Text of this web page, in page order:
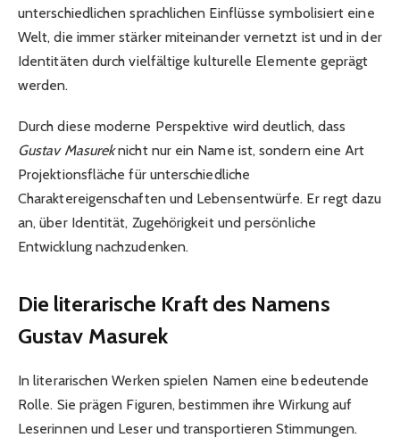
unterschiedlichen sprachlichen Einflüsse symbolisiert eine
Welt, die immer stärker miteinander vernetzt ist und in der
Identitäten durch vielfältige kulturelle Elemente geprägt
werden.
Durch diese moderne Perspektive wird deutlich, dass
Gustav Masureknicht nur ein Name ist, sondern eine Art
Projektionsfläche für unterschiedliche
Charaktereigenschaften und Lebensentwürfe. Er regt dazu
an, über Identität, Zugehörigkeit und persönliche
Entwicklung nachzudenken.
Die literarische Kraft des Namens
Gustav Masurek
In literarischen Werken spielen Namen eine bedeutende
Rolle. Sie prägen Figuren, bestimmen ihre Wirkung auf
Leserinnen und Leser und transportieren Stimmungen.